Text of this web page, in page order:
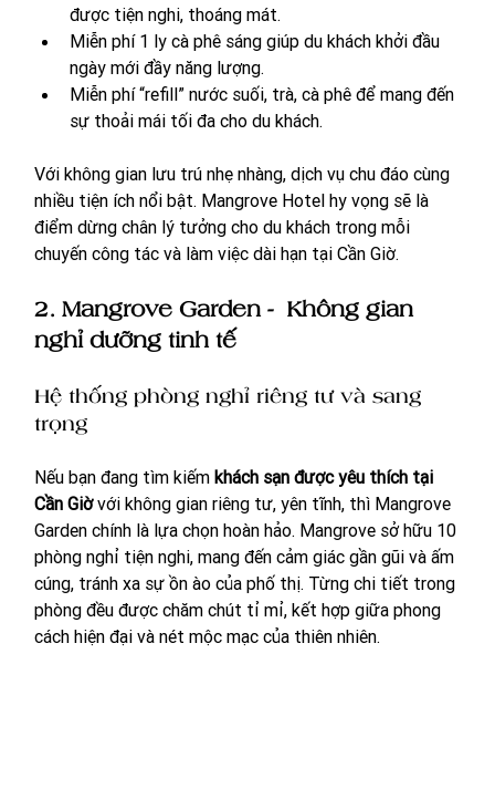
được tiện nghi, thoáng mát.
Miễn phí 1 ly cà phê sáng giúp du khách khởi đầu
ngày mới đầy năng lượng.
Miễn phí “refill” nước suối, trà, cà phê để mang đến
sự thoải mái tối đa cho du khách.
Với không gian lưu trú nhẹ nhàng, dịch vụ chu đáo cùng
nhiều tiện ích nổi bật. Mangrove Hotel hy vọng sẽ là
điểm dừng chân lý tưởng cho du khách trong mỗi
chuyến công tác và làm việc dài hạn tại Cần Giờ.
2. Mangrove Garden -  Không gian
nghỉ dưỡng tinh tế
Hệ thống phòng nghỉ riêng tư và sang
trọng
Nếu bạn đang tìm kiếm khách sạn được yêu thích tại
Cần Giờ với không gian riêng tư, yên tĩnh, thì Mangrove
Garden chính là lựa chọn hoàn hảo. Mangrove sở hữu 10
phòng nghỉ tiện nghi, mang đến cảm giác gần gũi và ấm
cúng, tránh xa sự ồn ào của phố thị. Từng chi tiết trong
phòng đều được chăm chút tỉ mỉ, kết hợp giữa phong
cách hiện đại và nét mộc mạc của thiên nhiên.